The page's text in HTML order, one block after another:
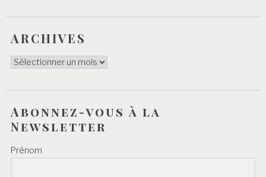
ARCHIVES
ARCHIVES
Abonnez-vous à la
Newsletter
Prénom